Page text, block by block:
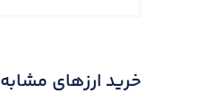
خرید ارزهای مشابه